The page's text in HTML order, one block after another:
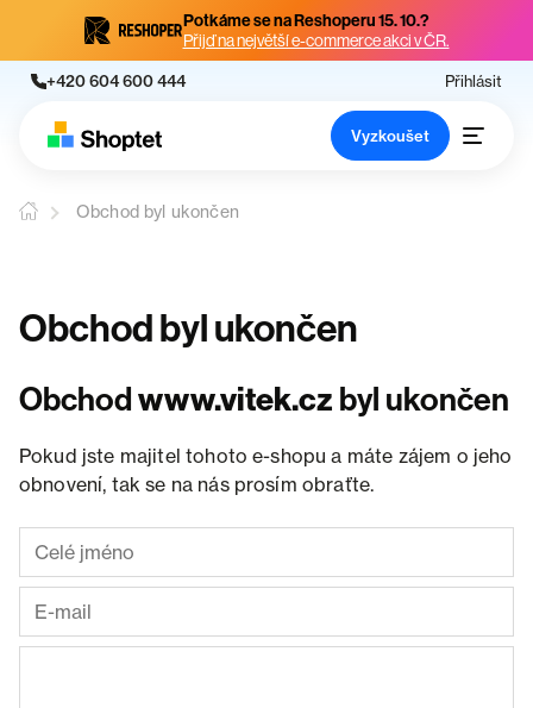
Potkáme se na Reshoperu 15. 10.?
Přijď na největší e-commerce akci v ČR.
+420 604 600 444 Přihlásit
Vyzkoušet
Obchod byl ukončen
Obchod byl ukončen
Obchodwww.vitek.cz byl ukončen
Pokud jste majitel tohoto e-shopu a máte zájem o jeho
obnovení, tak se na nás prosím obraťte.